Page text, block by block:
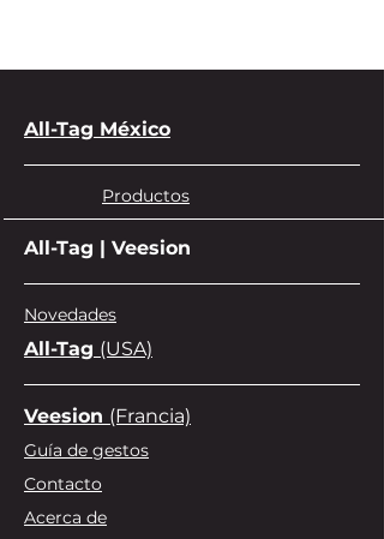
Polarizador magnético:
Aleación de Hierro (Fe) y
Manganeso (Mn)
Carcasa:
r-PS/r-PE, base de r-PE/PET.
Adhesivo:
Doble capa.
Soporte de etiqueta:
Papel.
Cartón 100 % reciclado con
certificación FSC.
All-Tag México
Productos
All-Tag | Veesion
Novedades
All-Tag (USA)
Veesion (Francia)
Guía de gestos
Contacto
Acerca de